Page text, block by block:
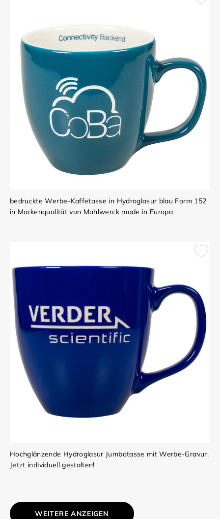
bedruckte Werbe-Kaffetasse in Hydroglasur blau Form 152
in Markenqualität von Mahlwerck made in Europa
Hochglänzende Hydroglasur Jumbotasse mit Werbe-Gravur.
Jetzt individuell gestalten!
WEITERE ANZEIGEN